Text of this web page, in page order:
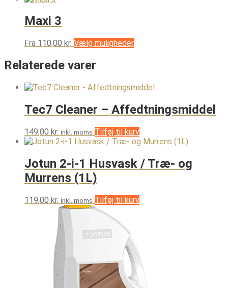
Maxi 3
Fra 110,00 kr. Vælg mulighederDette
Mulighederne
vælges
varesiden
Relaterede varer
Tec7 Cleaner – Affedtningsmiddel
149,00 kr. inkl. moms Tilføj til kurv
Jotun 2-i-1 Husvask / Træ- og
Murrens (1L)
119,00 kr. inkl. moms Tilføj til kurv